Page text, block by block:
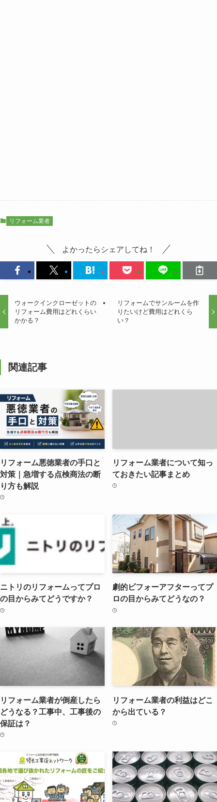
リフォーム業者
よかったらシェアしてね！
ウォークインクローゼットの
リフォーム費用はどれくらい
かかる？
リフォームでサンルームを作
りたいけど費用はどれくら
い？
関連記事
リフォーム悪徳業者の手口と
対策｜急増する点検商法の断
り方も解説
リフォーム業者について知っ
ておきたい記事まとめ
ニトリのリフォームってプロ
の目からみてどうですか？
劇的ビフォーアフターってプ
ロの目からみてどうなの？
リフォーム業者が倒産したら
どうなる？工事中、工事後の
保証は？
リフォーム業者の利益はどこ
から出ている？